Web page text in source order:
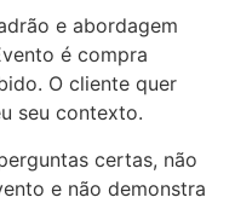
e abordagem
é compra
O cliente quer
seu contexto.
certas, não
e não demonstra